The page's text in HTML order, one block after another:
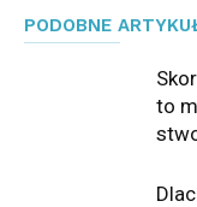
PODOBNE
to